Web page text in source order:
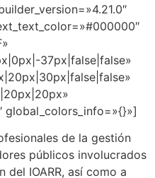
37px|false|false»
global_colors_info=»{}»]
de la gestión
públicos involucrados
IOARR, así como a